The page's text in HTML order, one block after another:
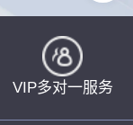
VIP多对一服务